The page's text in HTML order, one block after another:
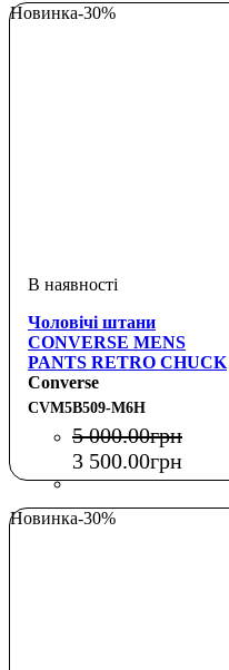
Новинка-30%
Чоловічі штани
CONVERSE MENS
PANTS RETRO CHUCK
TRACK PANT AOP KNIT
Converse
CVM5B509-M6H
5 000.00грн
3 500.00грн
Новинка-30%